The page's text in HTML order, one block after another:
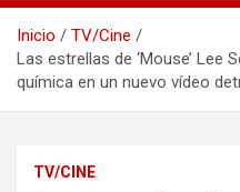
Inicio
TV/Cine
Las estrellas de ‘Mouse’ Lee
química en un nuevo vídeo
TV/CINE